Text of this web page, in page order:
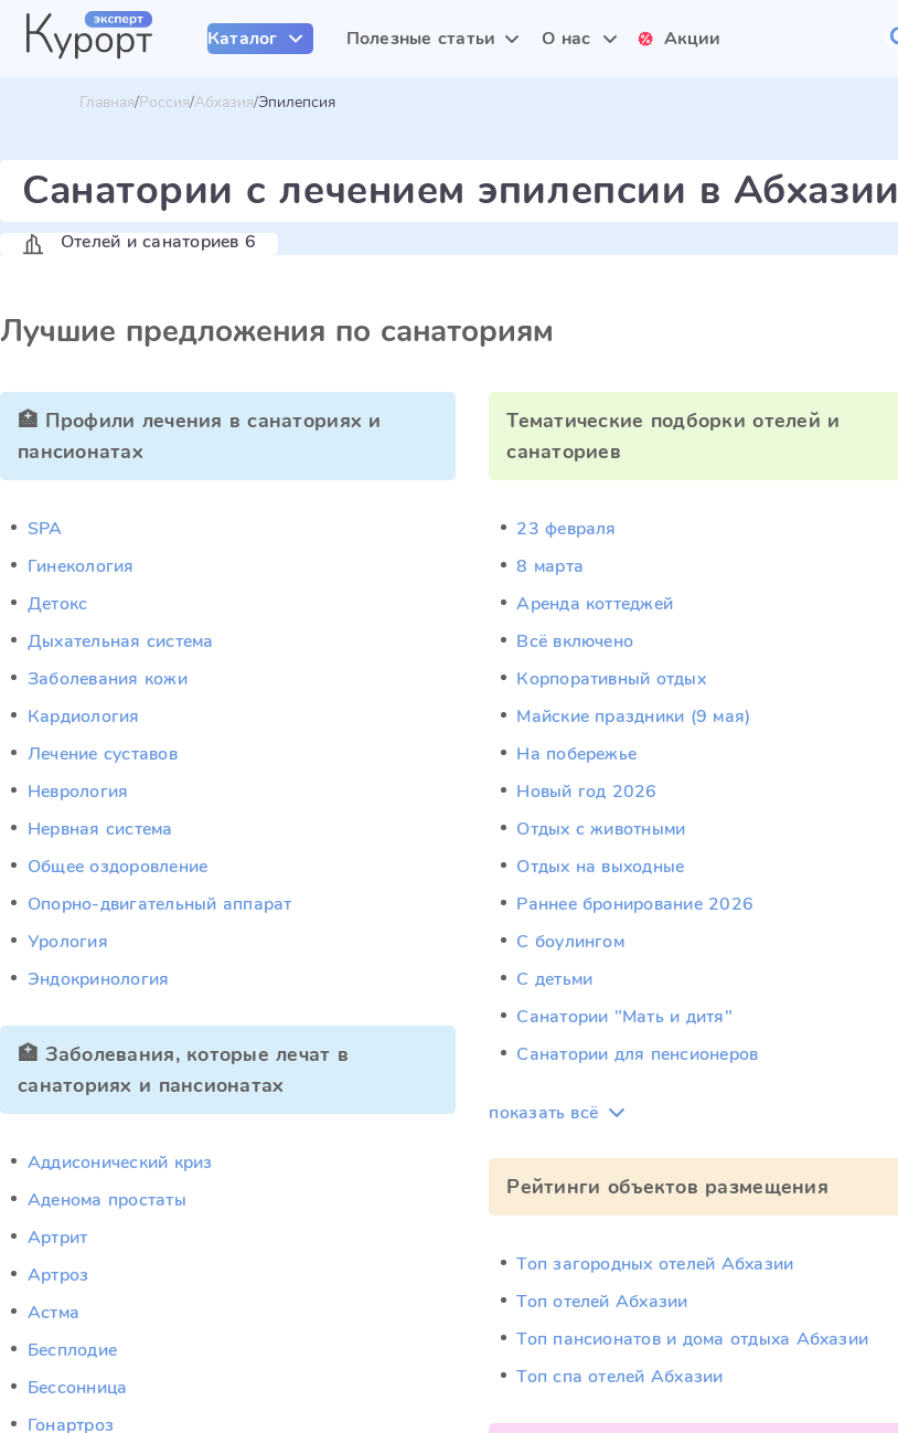
Каталог Полезные статьи О нас Акции
Главная Россия Абхазия Эпилепсия
Санатории с лечением эпилепсии в Абхазии
Отелей и санаториев 6
Лучшие предложения по санаториям
🏥 Профили лечения в санаториях и
пансионатах
SPA
Гинекология
Детокс
Дыхательная система
Заболевания кожи
Кардиология
Лечение суставов
Неврология
Нервная система
Общее оздоровление
Опорно-двигательный аппарат
Урология
Эндокринология
🏥 Заболевания, которые лечат в
санаториях и пансионатах
Аддисонический криз
Аденома простаты
Артрит
Артроз
Астма
Бесплодие
Бессонница
Гонартроз
Тематические подборки отелей и
санаториев
23 февраля
8 марта
Аренда коттеджей
Всё включено
Корпоративный отдых
Майские праздники (9 мая)
На побережье
Новый год 2026
Отдых c животными
Отдых на выходные
Раннее бронирование 2026
С боулингом
С детьми
Санатории "Мать и дитя"
Санатории для пенсионеров
показать всё
Рейтинги объектов размещения
Топ загородных отелей Абхазии
Топ отелей Абхазии
Топ пансионатов и дома отдыха Абхазии
Топ спа отелей Абхазии